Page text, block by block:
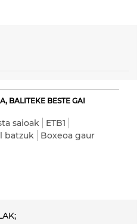
BALITEKE BESTE GAI
saioak
ETB1
batzuk Boxeoa gaur